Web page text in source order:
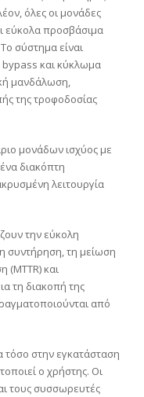
όλες οι μονάδες
εύκολα προσβάσιμα
σύστημα είναι
bypass και κύκλωμα
μανδάλωση,
της τροφοδοσίας
μονάδων ισχύος με
διακόπτη
λειτουργία
την εύκολη
συντήρηση, τη μείωση
(MTTR) και
τη διακοπή της
από
τόσο στην εγκατάσταση
ο χρήστης. Οι
τους συσσωρευτές